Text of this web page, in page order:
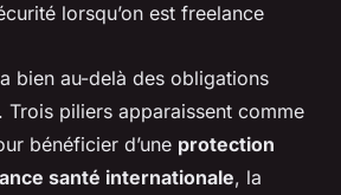
bien au-delà des obligations
Trois piliers apparaissent comme
bénéficier d’une protection
santé internationale, la